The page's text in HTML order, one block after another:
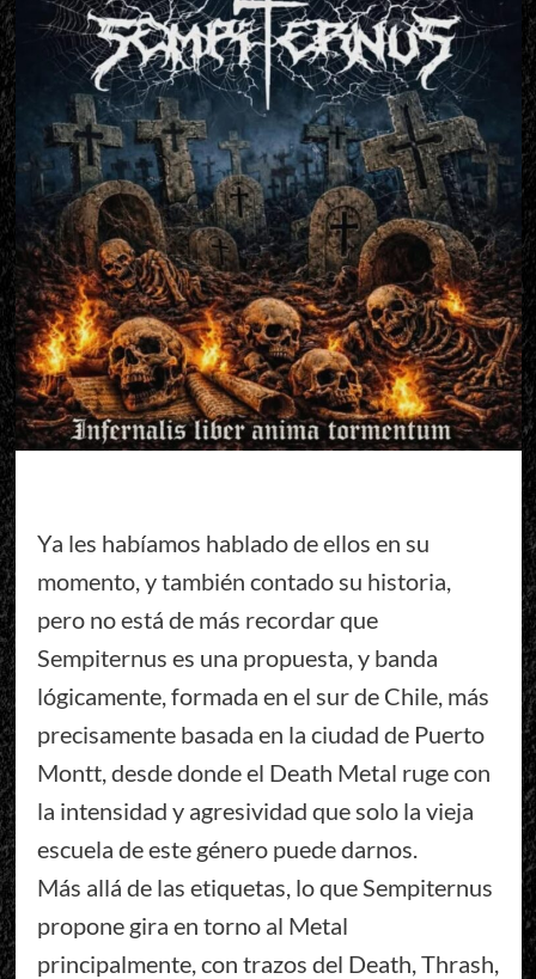
Ya les habíamos hablado de ellos en su
momento, y también contado su historia,
pero no está de más recordar que
Sempiternus es una propuesta, y banda
lógicamente, formada en el sur de Chile, más
precisamente basada en la ciudad de Puerto
Montt, desde donde el Death Metal ruge con
la intensidad y agresividad que solo la vieja
escuela de este género puede darnos.
Más allá de las etiquetas, lo que Sempiternus
propone gira en torno al Metal
principalmente, con trazos del Death, Thrash,